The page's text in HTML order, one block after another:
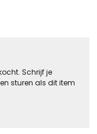
Schrijf je
sturen als dit item